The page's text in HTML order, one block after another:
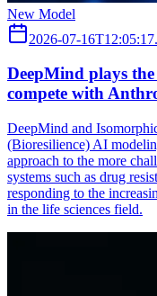
New Model
2026-07-
DeepMind plays
compete with
DeepMind and
(Bioresilience) AI
approach to the more
systems such as drug
responding to the
in the life sciences field.